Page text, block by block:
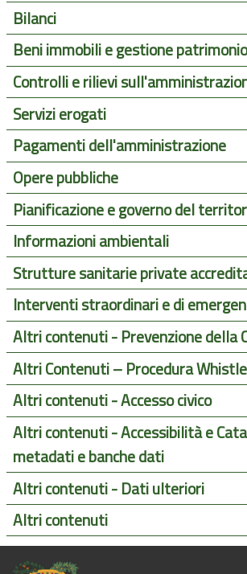
Bilanci
Beni immobili e gestione patrimonio
Controlli e rilievi
Servizi erogati
Pagamenti dell'amministrazione
Opere pubbliche
Pianificazione e governo del
Informazioni ambientali
Strutture sanitarie private
Interventi straordinari e di
Altri contenuti - Prevenzione della
Altri Contenuti – Procedura
Altri contenuti - Accesso civico
Altri contenuti - Accessibilità e
metadati e banche dati
Altri contenuti - Dati ulteriori
Altri contenuti